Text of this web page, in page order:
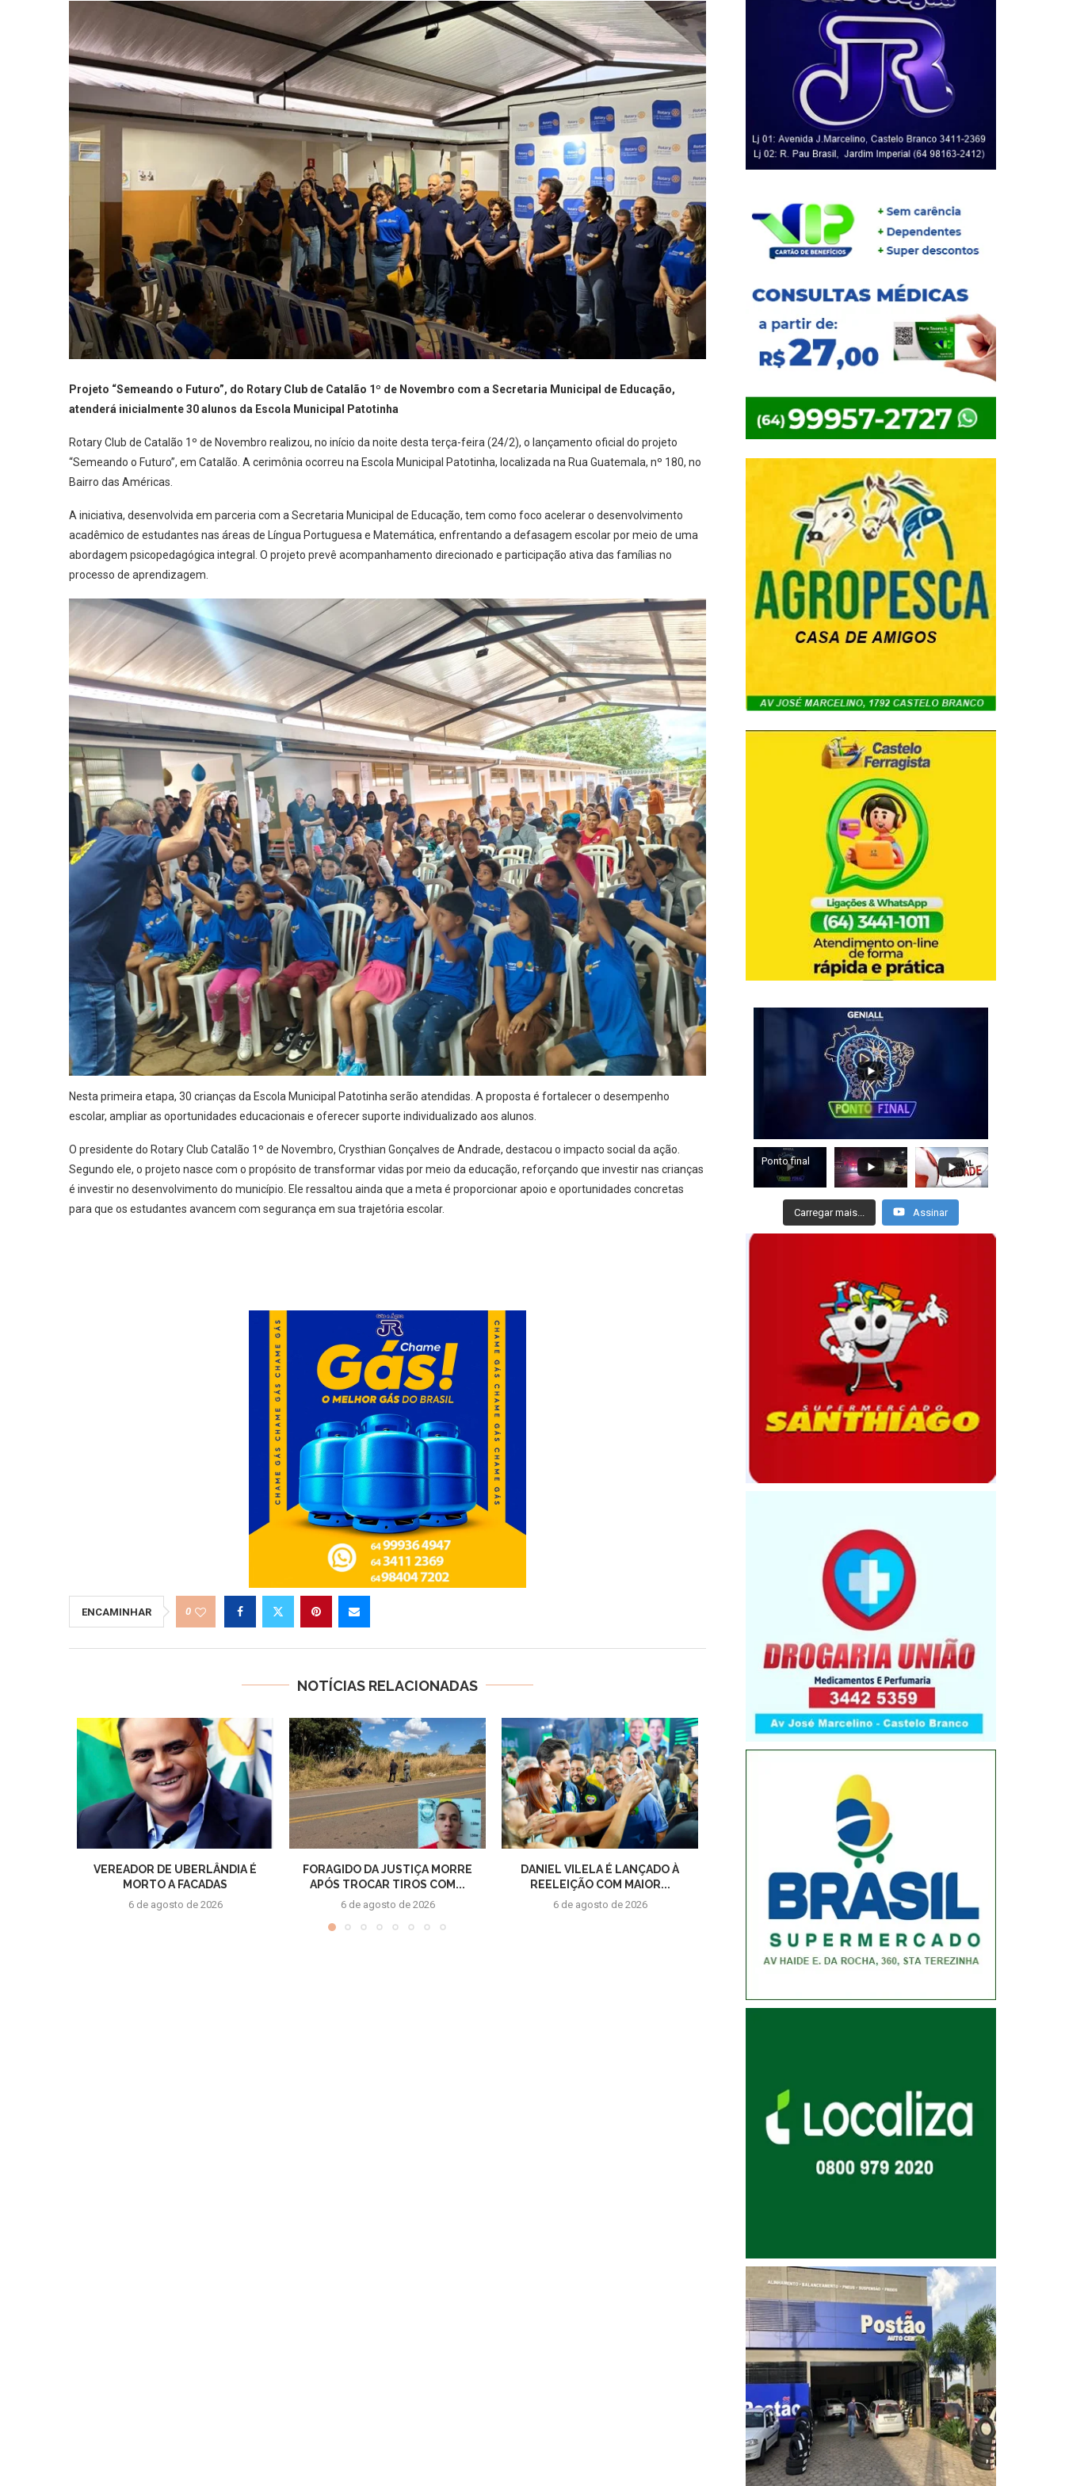
Projeto “Semeando o Futuro”, do Rotary Club de Catalão 1º de Novembro com a Secretaria Municipal de Educação,
atenderá inicialmente 30 alunos da Escola Municipal Patotinha
Rotary Club de Catalão 1º de Novembro realizou, no início da noite desta terça-feira (24/2), o lançamento oficial do projeto
“Semeando o Futuro”, em Catalão. A cerimônia ocorreu na Escola Municipal Patotinha, localizada na Rua Guatemala, nº 180, no
Bairro das Américas.
A iniciativa, desenvolvida em parceria com a Secretaria Municipal de Educação, tem como foco acelerar o desenvolvimento
acadêmico de estudantes nas áreas de Língua Portuguesa e Matemática, enfrentando a defasagem escolar por meio de uma
abordagem psicopedagógica integral. O projeto prevê acompanhamento direcionado e participação ativa das famílias no
processo de aprendizagem.
Nesta primeira etapa, 30 crianças da Escola Municipal Patotinha serão atendidas. A proposta é fortalecer o desempenho
escolar, ampliar as oportunidades educacionais e oferecer suporte individualizado aos alunos.
O presidente do Rotary Club Catalão 1º de Novembro, Crysthian Gonçalves de Andrade, destacou o impacto social da ação.
Segundo ele, o projeto nasce com o propósito de transformar vidas por meio da educação, reforçando que investir nas crianças
é investir no desenvolvimento do município. Ele ressaltou ainda que a meta é proporcionar apoio e oportunidades concretas
para que os estudantes avancem com segurança em sua trajetória escolar.
ENCAMINHAR 0
NOTÍCIAS RELACIONADAS
VEREADOR DE UBERLÂNDIA É
MORTO A FACADAS
6 de agosto de 2026
FORAGIDO DA JUSTIÇA MORRE
APÓS TROCAR TIROS COM...
6 de agosto de 2026
DANIEL VILELA É LANÇADO À
REELEIÇÃO COM MAIOR...
6 de agosto de 2026
RENATO RIBEIRO OFICIALIZA
CANDIDATURA EM CONVENÇÃO
5 de agosto de 2026
3 de agosto de
Ponto final
Carregar mais... Assinar